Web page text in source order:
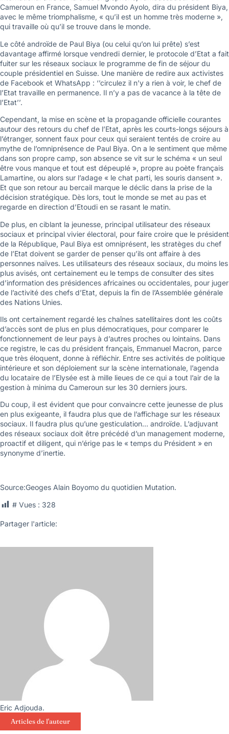
Cameroun en France, Samuel Mvondo Ayolo, dira du président Biya,
avec le même triomphalisme, « qu’il est un homme très moderne »,
qui travaille où qu’il se trouve dans le monde.
Le côté androïde de Paul Biya (ou celui qu’on lui prête) s’est
davantage affirmé lorsque vendredi dernier, le protocole d’Etat a fait
fuiter sur les réseaux sociaux le programme de fin de séjour du
couple présidentiel en Suisse. Une manière de redire aux activistes
de Facebook et WhatsApp : ‘’circulez il n’y a rien à voir, le chef de
l’Etat travaille en permanence. Il n’y a pas de vacance à la tête de
l’Etat’’.
Cependant, la mise en scène et la propagande officielle courantes
autour des retours du chef de l’Etat, après les courts-longs séjours à
l’étranger, sonnent faux pour ceux qui seraient tentés de croire au
mythe de l’omniprésence de Paul Biya. On a le sentiment que même
dans son propre camp, son absence se vit sur le schéma « un seul
être vous manque et tout est dépeuplé », propre au poète français
Lamartine, ou alors sur l’adage « le chat parti, les souris dansent ».
Et que son retour au bercail marque le déclic dans la prise de la
décision stratégique. Dès lors, tout le monde se met au pas et
regarde en direction d’Etoudi en se rasant le matin.
De plus, en ciblant la jeunesse, principal utilisateur des réseaux
sociaux et principal vivier électoral, pour faire croire que le président
de la République, Paul Biya est omniprésent, les stratèges du chef
de l’Etat doivent se garder de penser qu’ils ont affaire à des
personnes naïves. Les utilisateurs des réseaux sociaux, du moins les
plus avisés, ont certainement eu le temps de consulter des sites
d’information des présidences africaines ou occidentales, pour juger
de l’activité des chefs d’Etat, depuis la fin de l’Assemblée générale
des Nations Unies.
Ils ont certainement regardé les chaînes satellitaires dont les coûts
d’accès sont de plus en plus démocratiques, pour comparer le
fonctionnement de leur pays à d’autres proches ou lointains. Dans
ce registre, le cas du président français, Emmanuel Macron, parce
que très éloquent, donne à réfléchir. Entre ses activités de politique
intérieure et son déploiement sur la scène internationale, l’agenda
du locataire de l’Elysée est à mille lieues de ce qui a tout l’air de la
gestion à minima du Cameroun sur les 30 derniers jours.
Du coup, il est évident que pour convaincre cette jeunesse de plus
en plus exigeante, il faudra plus que de l’affichage sur les réseaux
sociaux. Il faudra plus qu’une gesticulation… androïde. L’adjuvant
des réseaux sociaux doit être précédé d’un management moderne,
proactif et diligent, qui n’érige pas le « temps du Président » en
synonyme d’inertie.
Source:Geoges Alain Boyomo du quotidien Mutation.
# Vues : 328
Partager l'article:
Eric Adjouda.
Articles de l'auteur